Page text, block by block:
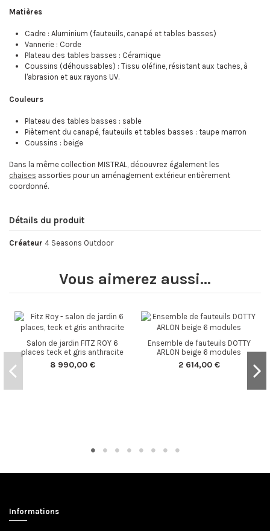
Matières
Cadre : Aluminium (fauteuils, canapé et tables basses)
Vannerie : Corde
Plateau des tables basses : Céramique
Coussins (déhoussables) : Tissu oléfine, résistant aux taches, à
l'abrasion et aux rayons UV.
Couleurs
Plateau des tables basses : sable
Piètement du canapé, fauteuils et tables basses : taupe marron
Coussins : beige
Dans la même collection MISTRAL, découvrez également les
chaises assorties pour un aménagement extérieur entièrement
coordonné.
Détails du produit
Créateur 4 Seasons Outdoor
Vous aimerez aussi...
Salon de jardin FITZ ROY 6
places teck et gris anthracite
8 990,00 €
Ensemble de fauteuils DOTTY
ARLON beige 6 modules
2 614,00 €
Informations